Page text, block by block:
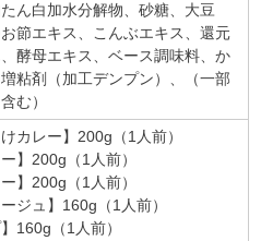
ん白加水分解物、砂糖、大豆
節エキス、こんぶエキス、還元
酵母エキス、ベース調味料、か
粘剤（加工デンプン）、（一部
む）
カレー】200g（1人前）
】200g（1人前）
】200g（1人前）
ジュ】160g（1人前）
160g（1人前）